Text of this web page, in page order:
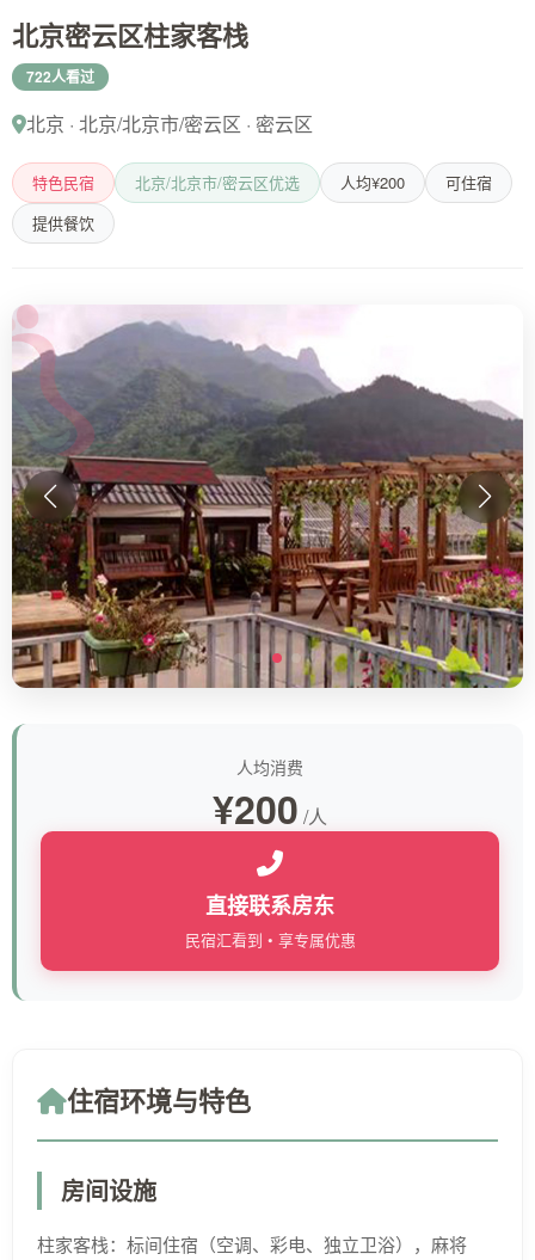
北京密云区柱家客栈
722人看过
北京 · 北京/北京市/密云区 · 密云区
特色民宿 北京/北京市/密云区优选 人均¥200
可住宿
提供餐饮
人均消费
¥200 /人
直接联系房东
民宿汇看到 • 享专属优惠
住宿环境与特色
房间设施
柱家客栈：标间住宿（空调、彩电、独立卫浴），麻将